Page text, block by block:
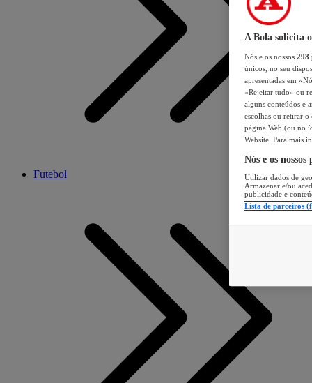
Futebol
A Bola solicita
Nós e os nossos 298
únicos, no seu
apresentadas em
«Rejeitar tudo» ou
alguns conteúdos e
escolhas ou retirar
página Web (ou no
Website. Para mais
Nós e os
Utilizar dados de
Armazenar e/ou
publicidade e
Lista de parceiros